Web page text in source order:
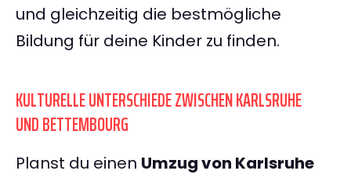
und gleichzeitig die bestmögliche
Bildung für deine Kinder zu finden.
KULTURELLE UNTERSCHIEDE ZWISCHEN KARLSRUHE
UND BETTEMBOURG
Planst du einen Umzug von Karlsruhe